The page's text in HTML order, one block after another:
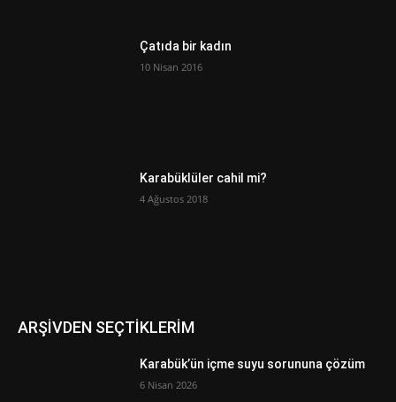
Çatıda bir kadın
10 Nisan 2016
Karabüklüler cahil mi?
4 Ağustos 2018
ARŞİVDEN SEÇTİKLERİM
Karabük’ün içme suyu sorununa çözüm
6 Nisan 2026